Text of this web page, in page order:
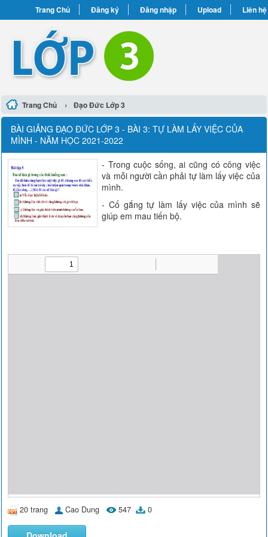
Trang Chủ Đăng ký Đăng nhập Upload Liên hệ
Trang Chủ › Đạo Đức Lớp 3
BÀI GIẢNG ĐẠO ĐỨC LỚP 3 - BÀI 3: TỰ LÀM LẤY VIỆC CỦA
MÌNH - NĂM HỌC 2021-2022
- Trong cuộc sống, ai cũng có công việc
và mỗi người cần phải tự làm lấy việc của
mình.
- Cố gắng tự làm lấy việc của mình sẽ
giúp em mau tiến bộ.
20 trang Cao Dung 547 0